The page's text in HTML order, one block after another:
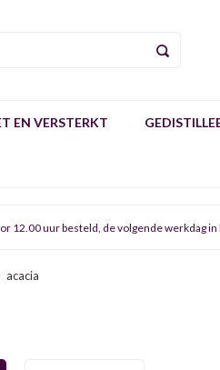
EN VERSTERKT
12.00 uur besteld, de volgende werkdag in
acacia